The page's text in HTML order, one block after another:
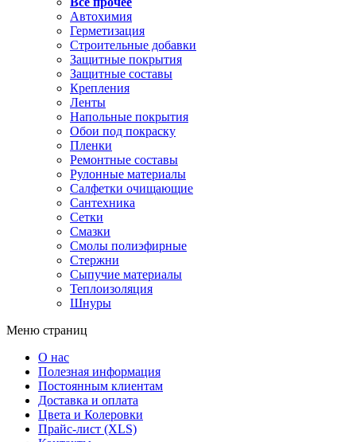
Автохимия
Герметизация
Строительные добавки
Защитные покрытия
Защитные составы
Крепления
Ленты
Напольные покрытия
Обои под покраску
Пленки
Ремонтные составы
Рулонные материалы
Салфетки очищающие
Сантехника
Сетки
Смазки
Смолы полиэфирные
Стержни
Сыпучие материалы
Теплоизоляция
Шнуры
Меню страниц
О нас
Полезная информация
Постоянным клиентам
Доставка и оплата
Цвета и Колеровки
Прайс-лист (XLS)